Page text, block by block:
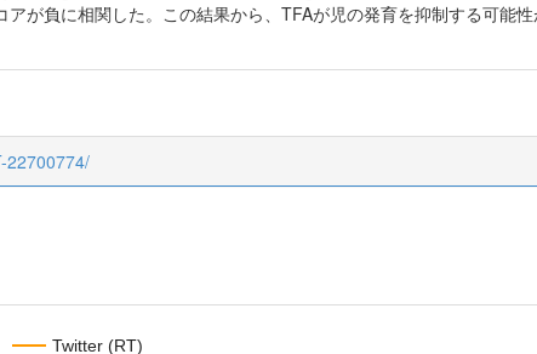
が負に相関した。この結果から、TFAが児の発育を抑制する可能性
22700774/
Twitter (RT)